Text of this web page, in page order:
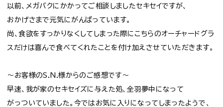
以前、メガバクにかかってご相談しましたセキセイですが、
おかげさまで元気にがんばっています。
尚、食欲をすっかりなくしてしまった際にこちらのオーチャードグラ
スだけは喜んで食べてくれたことを付け加えさせていただきます。
～お客様のS.N.様からのご感想です～
早速、我が家のセキセイズに与えた処、全羽夢中になって
がっついていました。今ではお気に入りになってしまったようで、